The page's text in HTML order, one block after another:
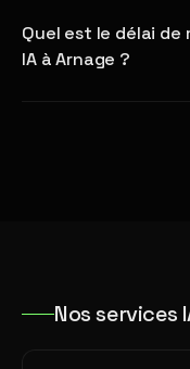
Quel est le délai
IA à Arnage ?
Nos services